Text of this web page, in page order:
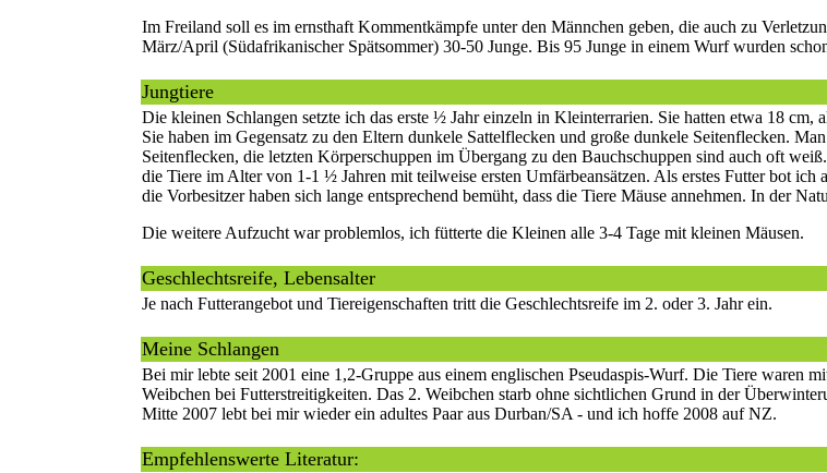
Im Freiland soll es im ernsthaft Kommentkämpfe unter den Männchen geben, die auch zu
März/April (Südafrikanischer Spätsommer) 30-50 Junge. Bis 95 Junge in einem Wurf wurden
Jungtiere
Die kleinen Schlangen setzte ich das erste ½ Jahr einzeln in Kleinterrarien. Sie hatten etwa 18
Sie haben im Gegensatz zu den Eltern dunkele Sattelflecken und große dunkele Seitenflecken.
Seitenflecken, die letzten Körperschuppen im Übergang zu den Bauchschuppen sind auch oft
die Tiere im Alter von 1-1 ½ Jahren mit teilweise ersten Umfärbeansätzen. Als erstes Futter bot ich
die Vorbesitzer haben sich lange entsprechend bemüht, dass die Tiere Mäuse annehmen. In der
Die weitere Aufzucht war problemlos, ich fütterte die Kleinen alle 3-4 Tage mit kleinen Mäusen.
Geschlechtsreife, Lebensalter
Je nach Futterangebot und Tiereigenschaften tritt die Geschlechtsreife im 2. oder 3. Jahr ein.
Meine Schlangen
Bei mir lebte seit 2001 eine 1,2-Gruppe aus einem englischen Pseudaspis-Wurf. Die Tiere waren
Weibchen bei Futterstreitigkeiten. Das 2. Weibchen starb ohne sichtlichen Grund in der
Mitte 2007 lebt bei mir wieder ein adultes Paar aus Durban/SA - und ich hoffe 2008 auf NZ.
Empfehlenswerte Literatur: